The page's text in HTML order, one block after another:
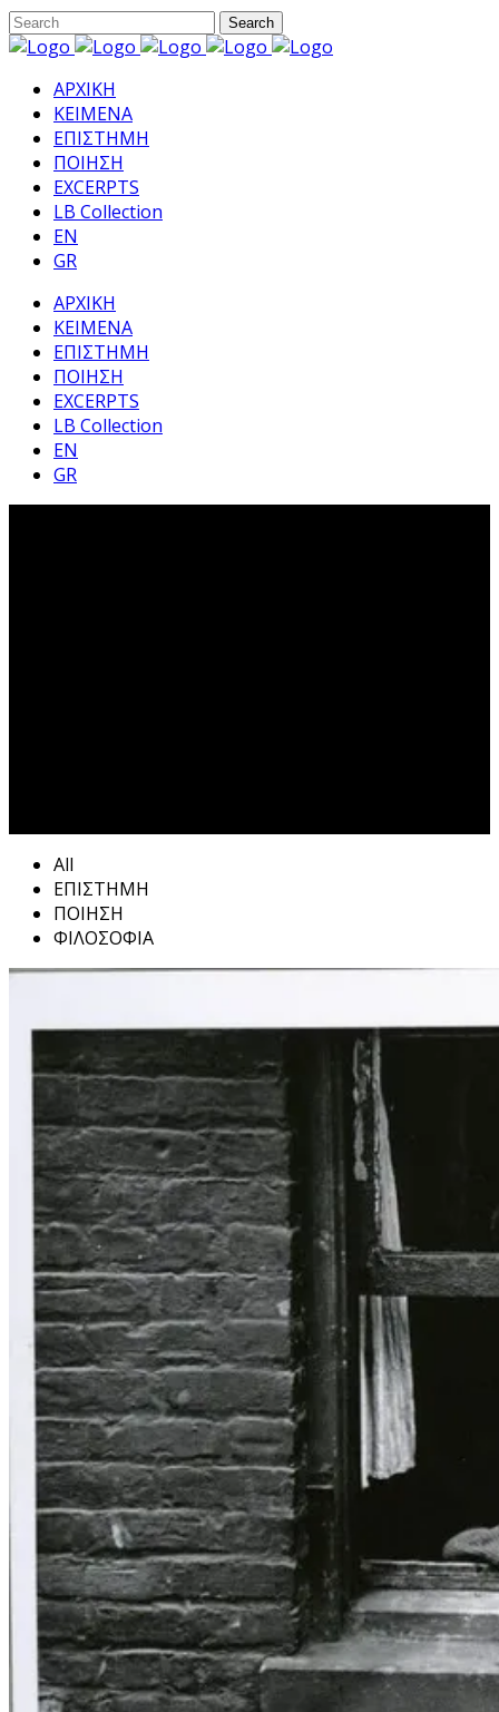
ΑΡΧΙΚΗ
ΚΕΙΜΕΝΑ
ΕΠΙΣΤΗΜΗ
ΠΟΙΗΣΗ
EXCERPTS
LB Collection
EN
GR
ΑΡΧΙΚΗ
ΚΕΙΜΕΝΑ
ΕΠΙΣΤΗΜΗ
ΠΟΙΗΣΗ
EXCERPTS
LB Collection
EN
GR
All
ΕΠΙΣΤΗΜΗ
ΠΟΙΗΣΗ
ΦΙΛΟΣΟΦΙΑ